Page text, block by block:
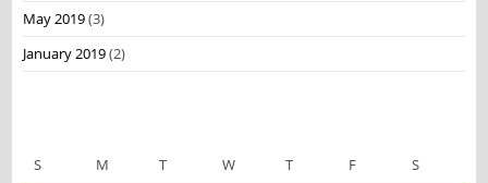
May 2019(3)
January 2019(2)
S
M T W T F S